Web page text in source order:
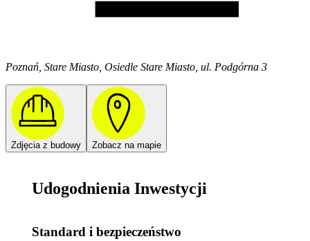
Poznań, Stare Miasto, Osiedle Stare Miasto, ul. Podgórna 3
Zdjęcia z budowy Zobacz na mapie
Udogodnienia Inwestycji
Standard i bezpieczeństwo